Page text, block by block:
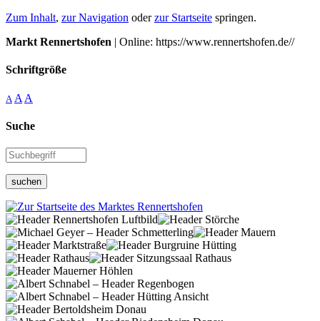
Zum Inhalt, zur Navigation oderzur Startseite springen.
Markt Rennertshofen | Online: https://www.rennertshofen.de//
Schriftgröße
A A A
Suche
suchen